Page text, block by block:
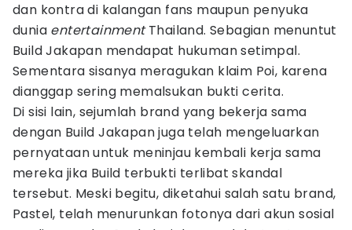
dan kontra di kalangan fans maupun penyuka
dunia entertainmentThailand. Sebagian menuntut
Build Jakapan mendapat hukuman setimpal.
Sementara sisanya meragukan klaim Poi, karena
dianggap sering memalsukan bukti cerita.
Di sisi lain, sejumlah brand yang bekerja sama
dengan Build Jakapan juga telah mengeluarkan
pernyataan untuk meninjau kembali kerja sama
mereka jika Build terbukti terlibat skandal
tersebut. Meski begitu, diketahui salah satu brand,
Pastel, telah menurunkan fotonya dari akun sosial